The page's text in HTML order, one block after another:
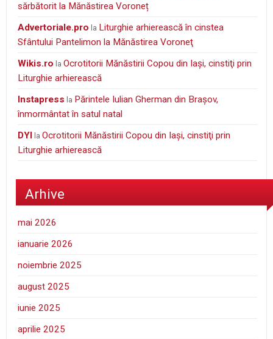
sărbătorit la Mănăstirea Voroneț
Advertoriale.pro la Liturghie arhierească în cinstea
Sfântului Pantelimon la Mănăstirea Voroneţ
wikis.ro laOcrotitorii Mănăstirii Copou din Iaşi, cinstiţi prin
Liturghie arhierească
Instapress la Părintele Iulian Gherman din Braşov,
înmormântat în satul natal
DYI
laOcrotitorii Mănăstirii Copou din Iaşi, cinstiţi prin
Liturghie arhierească
Arhive
mai 2026
ianuarie 2026
noiembrie 2025
august 2025
iunie 2025
aprilie 2025